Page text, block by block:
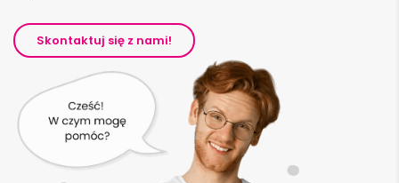
Skontaktuj się z nami!